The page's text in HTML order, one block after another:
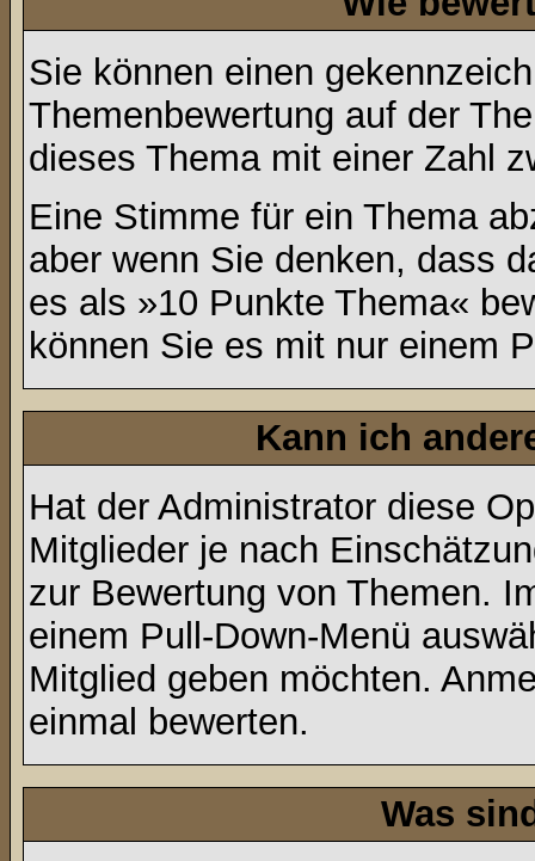
Sie können einen
Themenbewertung auf der
dieses Thema mit einer Zahl
Eine Stimme für ein Thema
aber wenn Sie denken, dass
es als »10 Punkte Thema«
können Sie es mit nur einem
Kann ich
Hat der Administrator diese
Mitglieder je nach
zur Bewertung von Themen.
einem Pull-Down-Menü
Mitglied geben möchten.
einmal bewerten.
Was